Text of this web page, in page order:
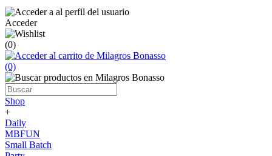
Acceder
(0)
(0)
Shop
+
Daily
MBFUN
Small Batch